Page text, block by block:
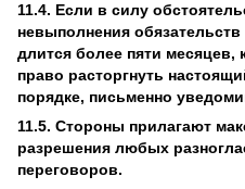
11.4. Если в силу
невыполнения
длится более пяти месяцев,
право расторгнуть
порядке, письменно
11.5. Стороны прилагают
разрешения любых
переговоров.